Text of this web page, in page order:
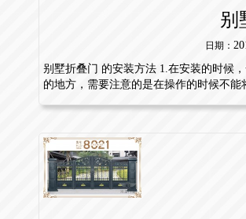
别
日期：
别墅折叠门 的安装方法 1.在安装的时候
的地方，需要注意的是在操作的时候不能